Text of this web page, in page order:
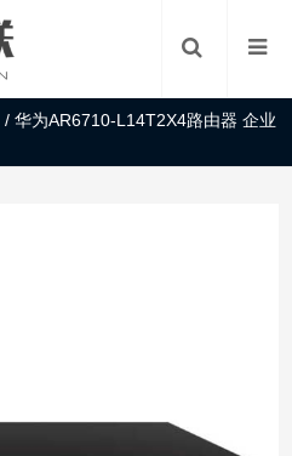
/华为AR6710-L14T2X4路由器 企业